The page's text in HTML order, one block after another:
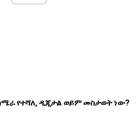
የተሻለ, ዲጂታል ወይም መስታወት ነው?